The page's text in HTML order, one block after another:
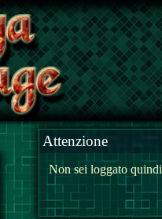
Attenzione
Non sei loggato